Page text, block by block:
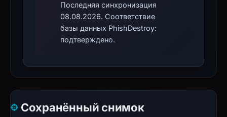
Последняя синхронизация
08.08.2026. Соответствие
базы данных PhishDestroy:
подтверждено.
Сохранённый снимок